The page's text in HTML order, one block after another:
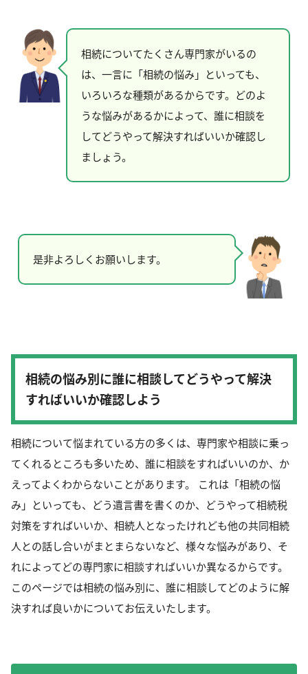
相続についてたくさん専門家がいるの
は、一言に「相続の悩み」といっても、
いろいろな種類があるからです。どのよ
うな悩みがあるかによって、誰に相談を
してどうやって解決すればいいか確認し
ましょう。
是非よろしくお願いします。
相続の悩み別に誰に相談してどうやって解決
すればいいか確認しよう
相続について悩まれている方の多くは、専門家や相談に乗っ
てくれるところも多いため、誰に相談をすればいいのか、か
えってよくわからないことがあります。 これは「相続の悩
み」といっても、どう遺言書を書くのか、どうやって相続税
対策をすればいいか、相続人となったけれども他の共同相続
人との話し合いがまとまらないなど、様々な悩みがあり、そ
れによってどの専門家に相談すればいいか異なるからです。
このページでは相続の悩み別に、誰に相談してどのように解
決すれば良いかについてお伝えいたします。